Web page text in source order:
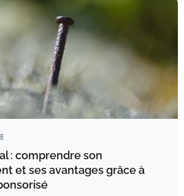
: comprendre son
et ses avantages grâce à